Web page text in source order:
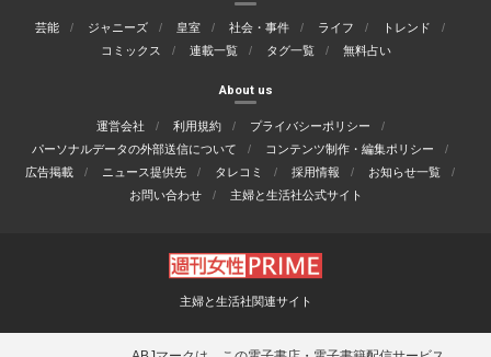
芸能 ジャニーズ 皇室 社会・事件 ライフ
トレンド
コミックス
連載一覧 タグ一覧 無料占い
About us
運営会社 利用規約
プライバシーポリシー
パーソナルデータの外部送信について
コンテンツ制作・編集ポリシー
広告掲載
ニュース提供先 タレコミ 採用情報
お知らせ一覧
お問い合わせ
主婦と生活社公式サイト
主婦と生活社関連サイト